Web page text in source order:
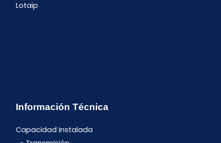
Lotaip
Información Técnica
Capacidad Instalada